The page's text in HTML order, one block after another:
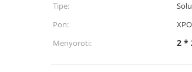
Tipe:
Pon:
Menyoroti:
2 *